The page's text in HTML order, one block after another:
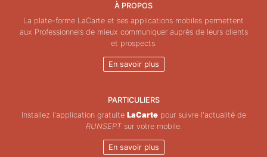
À PROPOS
La plate-forme LaCarte et ses applications mobiles permettent
aux Professionnels de mieux communiquer auprès de leurs clients
et prospects.
En savoir plus
PARTICULIERS
Installez l'application gratuite LaCartepour suivre l'actualité de
RUNSEPTsur votre mobile.
En savoir plus